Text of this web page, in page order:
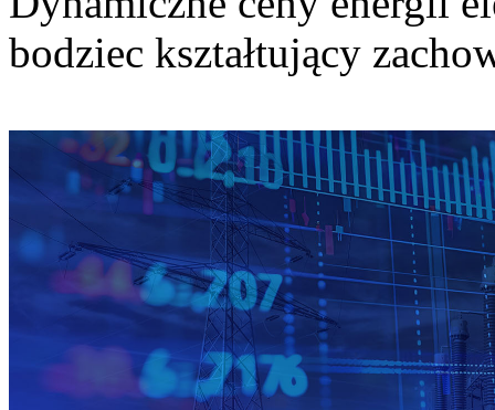
bodziec kształtujący